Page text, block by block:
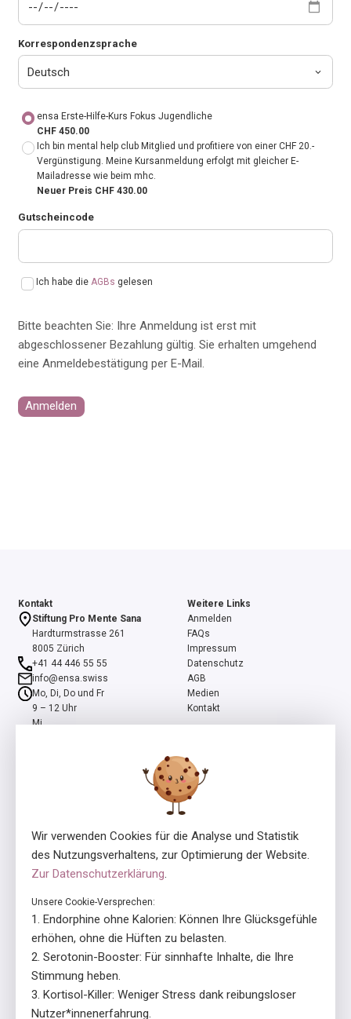
Korrespondenzsprache
ensa Erste-Hilfe-Kurs Fokus Jugendliche
CHF 450.00
Ich bin mental help club Mitglied und profitiere von einer CHF 20.-
Vergünstigung. Meine Kursanmeldung erfolgt mit gleicher E-
Mailadresse wie beim mhc.
Neuer Preis CHF 430.00
Gutscheincode
Ich habe die AGBs gelesen
Bitte beachten Sie: Ihre Anmeldung ist erst mit
abgeschlossener Bezahlung gültig. Sie erhalten umgehend
eine Anmeldebestätigung per E-Mail.
Anmelden
Kontakt
Stiftung Pro Mente Sana
Hardturmstrasse 261
8005 Zürich
+41 44 446 55 55
info@ensa.swiss
Mo, Di, Do und Fr
9 – 12 Uhr
Mi
Weitere Links
Anmelden
FAQs
Impressum
Datenschutz
AGB
Medien
Kontakt
ensa ist ein Programm der Stiftung Pro Mente Sana, mitinitiiert und
unterstützt durch die Beisheim Stiftung.
In Zusammenarbeit mit
Wir verwenden Cookies für die Analyse und Statistik
des Nutzungsverhaltens, zur Optimierung der Website.
Zur Datenschutzerklärung
Unsere Cookie-Versprechen:
Endorphine ohne Kalorien: Können Ihre Glücksgefühle
erhöhen, ohne die Hüften zu belasten.
Serotonin-Booster: Für sinnhafte Inhalte, die Ihre
Stimmung heben.
Kortisol-Killer: Weniger Stress dank reibungsloser
Nutzer*innenerfahrung.